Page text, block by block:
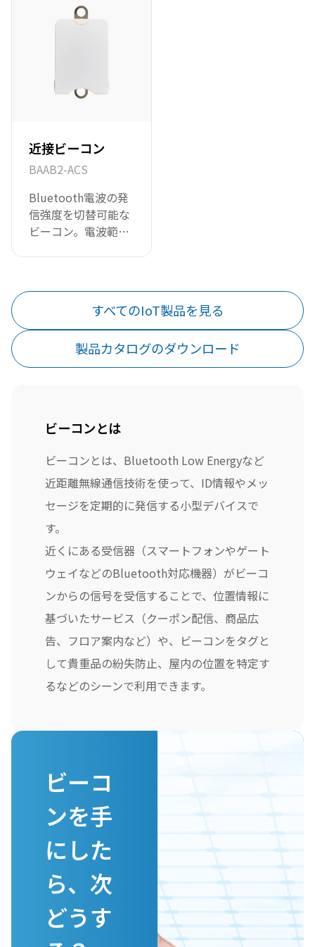
約2か月間は動作し
ます。
近接ビーコン
BAAB2-ACS
Bluetooth電波の発
信強度を切替可能な
ビーコン。電波範囲
すべてのIoT製品を見る
製品カタログのダウンロード
ビーコンとは
ビーコンとは、Bluetooth Low Energyなど
近距離無線通信技術を使って、ID情報やメッ
セージを定期的に発信する小型デバイスで
す。
近くにある受信器（スマートフォンやゲート
ウェイなどのBluetooth対応機器）がビーコ
ンからの信号を受信することで、位置情報に
基づいたサービス（クーポン配信、商品広
告、フロア案内など）や、ビーコンをタグと
して貴重品の紛失防止、屋内の位置を特定す
るなどのシーンで利用できます。
ビーコ
ンを手
にした
ら、 次
どうす